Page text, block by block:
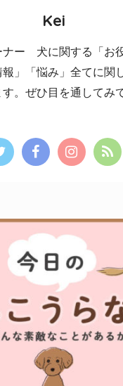
Kei
ナー 犬に関する「お
」「悩み」全てに関
。ぜひ目を通してみ